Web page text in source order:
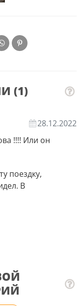
(1)
28.12.2022
!!!! Или он
поездку,
В